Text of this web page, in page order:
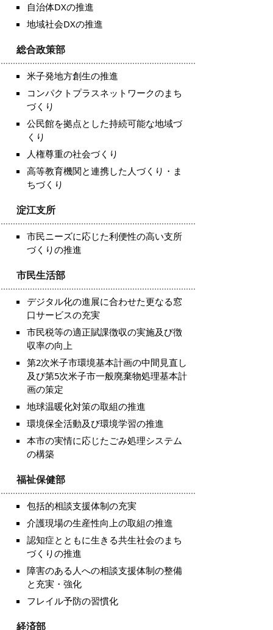
自治体DXの推進
地域社会DXの推進
総合政策部
米子発地方創生の推進
コンパクトプラスネットワークのまち
づくり
公民館を拠点とした持続可能な地域づ
くり
人権尊重の社会づくり
高等教育機関と連携した人づくり・ま
ちづくり
淀江支所
市民ニーズに応じた利便性の高い支所
づくりの推進
市民生活部
デジタル化の進展に合わせた更なる窓
口サービスの充実
市民税等の適正賦課徴収の実施及び徴
収率の向上
第2次米子市環境基本計画の中間見直し
及び第5次米子市一般廃棄物処理基本計
画の策定
地球温暖化対策の取組の推進
環境保全活動及び環境学習の推進
本市の実情に応じたごみ処理システム
の構築
福祉保健部
包括的相談支援体制の充実
介護現場の生産性向上の取組の推進
認知症とともに生きる共生社会のまち
づくりの推進
障害のある人への相談支援体制の整備
と充実・強化
フレイル予防の習慣化
経済部